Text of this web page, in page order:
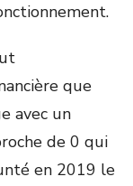
que
avec un
de 0 qui
en 2019 le